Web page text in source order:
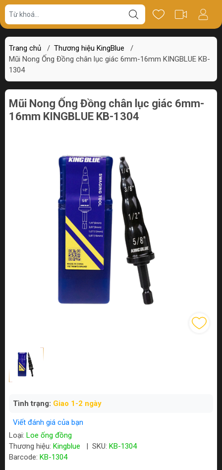
Trang chủ / Thương hiệu KingBlue
/
Mũi Nong Ống Đồng chân lục giác 6mm-16mm KINGBLUE KB-
1304
Giá bán Thông số Review
Mũi Nong Ống Đồng chân lục giác 6mm-
16mm KINGBLUE KB-1304
Tình trạng: Giao 1-2 ngày
Viết đánh giá của bạn
Loại: Loe ống đồng
Thương hiệu: Kingblue SKU: KB-1304
Barcode: KB-1304